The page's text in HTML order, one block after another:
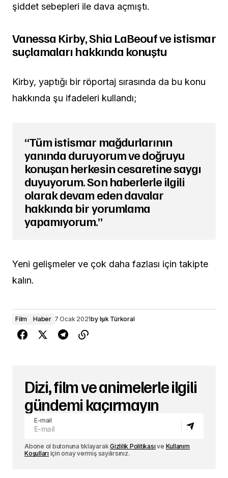
şiddet sebepleri ile dava açmıştı.
Vanessa Kirby, Shia LaBeouf ve istismar
suçlamaları hakkında konuştu
Kirby, yaptığı bir röportaj sırasında da bu konu
hakkında şu ifadeleri kullandı;
“Tüm istismar mağdurlarının
yanında duruyorum ve doğruyu
konuşan herkesin cesaretine saygı
duyuyorum. Son haberlerle ilgili
olarak devam eden davalar
hakkında bir yorumlama
yapamıyorum.”
Yeni gelişmeler ve çok daha fazlası için takipte
kalın.
Film Haber 7 Ocak 2021by Işık Türkoral
Dizi, film ve animelerle ilgili
gündemi kaçırmayın
E-mail
Abone ol butonuna tıklayarakGizlilik Politikası ve Kullanım
Koşulları için onay vermiş sayılırsınız.